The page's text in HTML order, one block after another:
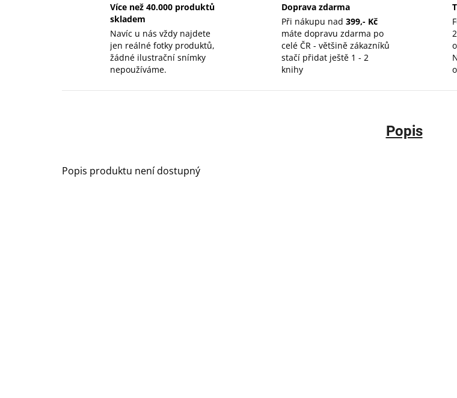
Více než 40.000 produktů
skladem
Navíc u nás vždy najdete
jen reálné fotky produktů,
žádné ilustrační snímky
nepoužíváme.
Doprava zdarma
Při nákupu nad 399,- Kč
máte dopravu zdarma po
celé ČR - většině zákazníků
stačí přidat ještě 1 - 2
knihy
Popis
Popis produktu není dostupný